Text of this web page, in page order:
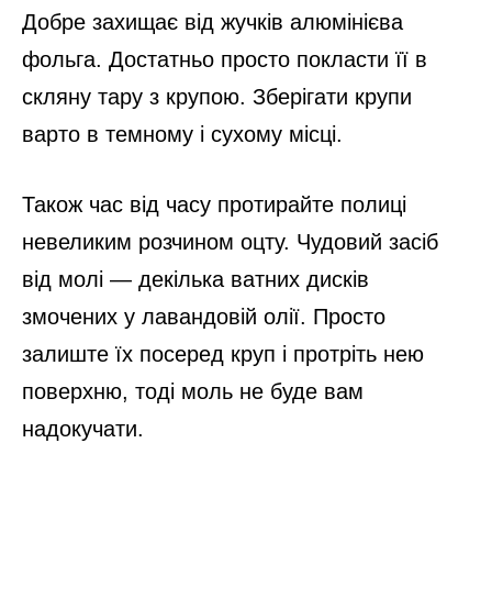
Добре захищає від жучків алюмінієва
фольга. Достатньо просто покласти її в
скляну тару з крупою. Зберігати крупи
варто в темному і сухому місці.
Також час від часу протирайте полиці
невеликим розчином оцту. Чудовий засіб
від молі — декілька ватних дисків
змочених у лавандовій олії. Просто
залиште їх посеред круп і протріть нею
поверхню, тоді моль не буде вам
надокучати.